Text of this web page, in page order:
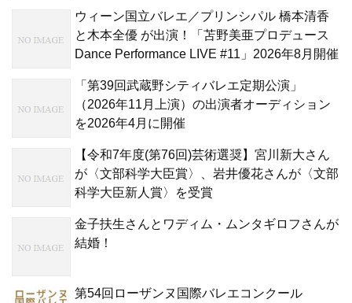
ウィーン国立バレエ／プリンシパル 橋本清香
と木本全優 が出演！「苫野美亜プロデュース
Dance Performance LIVE #11」2026年8月開催
「第39回武蔵野シティバレエ定期公演」
（2026年11月上演）の出演者オーディション
を2026年4月に開催
【令和7年度(第76回)芸術選奨】宮川新大さん
が〈文部科学大臣賞〉、岩井優花さんが〈文部
科学大臣新人賞〉を受賞
金子扶生さんとワディム・ムンタギロフさんが
結婚！
第54回ローザンヌ国際バレエコンクール